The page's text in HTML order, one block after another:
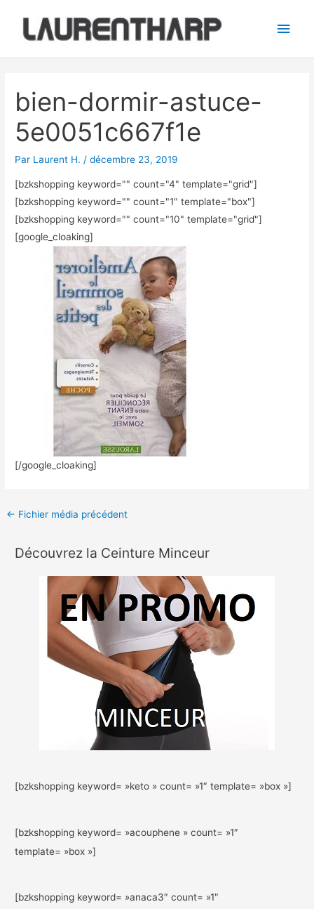
contenu
bien-dormir-astuce-
5e0051c667f1e
Par Laurent H. /décembre 23, 2019
[bzkshopping keyword="" count="4" template="grid"]
[bzkshopping keyword="" count="1" template="box"]
[bzkshopping keyword="" count="10" template="grid"]
[google_cloaking]
[/google_cloaking]
articles
← Fichier média précédent
Découvrez la Ceinture Minceur
[bzkshopping keyword= »keto » count= »1″ template= »box »]
[bzkshopping keyword= »acouphene » count= »1″
template= »box »]
[bzkshopping keyword= »anaca3″ count= »1″